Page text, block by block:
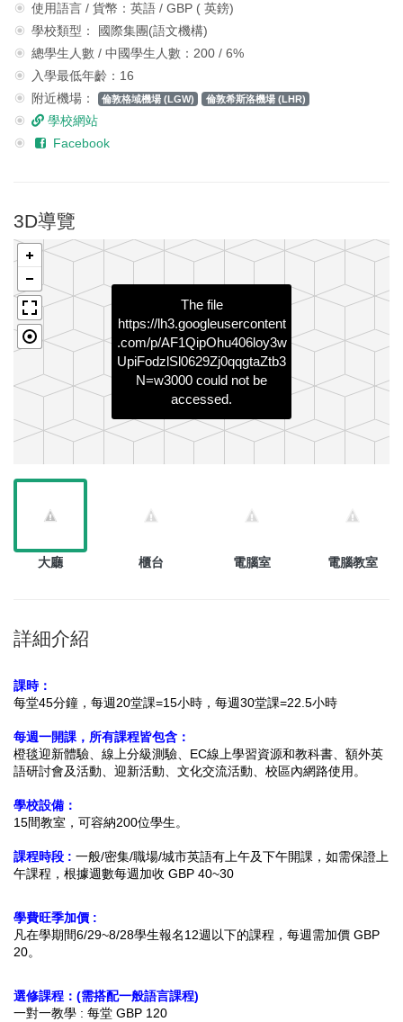
使用語言 / 貨幣：英語 / GBP ( 英鎊)
學校類型： 國際集團(語文機構)
總學生人數 / 中國學生人數：200 / 6%
入學最低年齡：16
附近機場：
倫敦格域機場 (LGW) 倫敦希斯洛機場 (LHR)
學校網站
Facebook
3D導覽
The file
https://lh3.googleusercontent
.com/p/AF1QipOhu406loy3w
UpiFodzlSl0629Zj0qqgtaZtb3
N=w3000 could not be
accessed.
大廳 櫃台 電腦室 電腦教室
詳細介紹
課時：
每堂45分鐘，每週20堂課=15小時， 每週30堂課=22.5小時
每週一開課，所有課程皆包含：
橙毯迎新體驗、線上分級測驗、EC線上學習資源和教科書、 額外英
語研討會及活動、迎新活動、文化交流活動、校區內網路使用。
學校設備：
15間教室， 可容納200位學生。
課程時段 : 一般/密集/職場/城市英語有上午及下午開課，如需保證上
午課程，根據週數每週加收 GBP 40~30
學費旺季加價 :
凡在學期間6/29~8/28學生報名12週以下的課程，每週需加價 GBP
20。
選修課程：(需搭配一般語言課程)
一對一教學 : 每堂 GBP 120